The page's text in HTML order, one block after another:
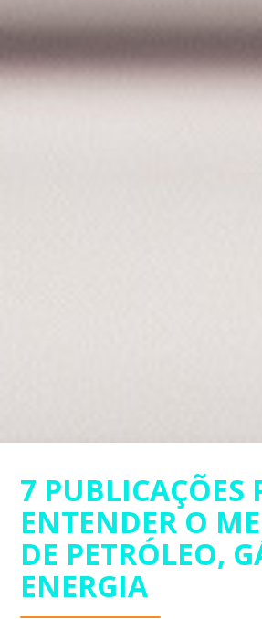
7 PUBLICAÇÕES
ENTENDER O
DE PETRÓLEO,
ENERGIA